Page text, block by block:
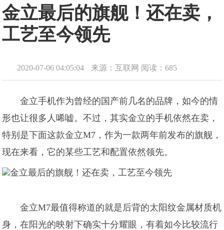
金立最后的旗舰！还在卖，
工艺至今领先
2020-07-06 04:05:04 来源：互联网 阅读：685
金立手机作为曾经的国产前几名的品牌，如今的情
形也让很多人唏嘘。不过，其实金立的手机依然在卖，
特别是下面这款金立M7，作为一款两年前发布的旗舰，
现在来看，它的某些工艺和配置依然领先。
金立M7最值得称道的就是后背的太阳纹金属材质机
身，在阳光的映射下确实十分耀眼，有着如今比较流行